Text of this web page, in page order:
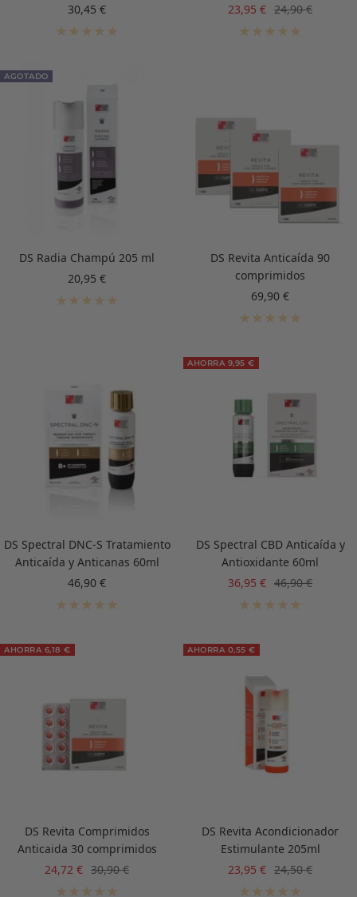
Precio
de
30,45 €
Precio
23,95 € Precio
normal
24,90 €
AGOTADO
DS Radia Champú 205 ml
Precio
de
20,95 €
DS Revita Anticaída 90
comprimidos
Precio
de
69,90 €
DS Spectral DNC-S Tratamiento
Anticaída y Anticanas 60ml
Precio
de
46,90 €
AHORRA 9,95 €
DS Spectral CBD Anticaída y
Antioxidante 60ml
Precio
36,95 € Precio
normal
46,90 €
AHORRA 6,18 €
DS Revita Comprimidos
Anticaida 30 comprimidos
Precio
24,72 € Precio
normal
30,90 €
AHORRA 0,55 €
DS Revita Acondicionador
Estimulante 205ml
Precio
23,95 € Precio
normal
24,50 €